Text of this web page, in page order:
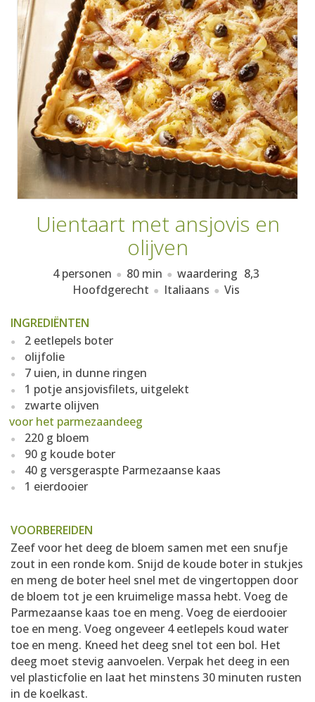
WEEKMENU'S
KOOKBOEKEN
Uientaart met ansjovis en
olijven
4 personen 80 min waardering 8,3
Hoofdgerecht
Italiaans Vis
INGREDIËNTEN
2 eetlepels boter
olijfolie
7 uien, in dunne ringen
1 potje ansjovisfilets, uitgelekt
zwarte olijven
voor het parmezaandeeg
220 g bloem
90 g koude boter
40 g versgeraspte Parmezaanse kaas
1 eierdooier
VOORBEREIDEN
Zeef voor het deeg de bloem samen met een snufje
zout in een ronde kom. Snijd de koude boter in stukjes
en meng de boter heel snel met de vingertoppen door
de bloem tot je een kruimelige massa hebt. Voeg de
Parmezaanse kaas toe en meng. Voeg de eierdooier
toe en meng. Voeg ongeveer 4 eetlepels koud water
toe en meng. Kneed het deeg snel tot een bol. Het
deeg moet stevig aanvoelen. Verpak het deeg in een
vel plasticfolie en laat het minstens 30 minuten rusten
in de koelkast.